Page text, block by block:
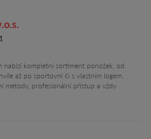
nabízí kompletní sortiment ponožek, od
až po sportovní či s vlastním logem.
metody, profesionální přístup a vždy